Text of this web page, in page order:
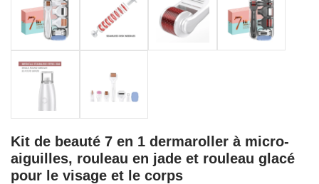
Kit de beauté 7 en 1 dermaroller à micro-
aiguilles, rouleau en jade et rouleau glacé
pour le visage et le corps